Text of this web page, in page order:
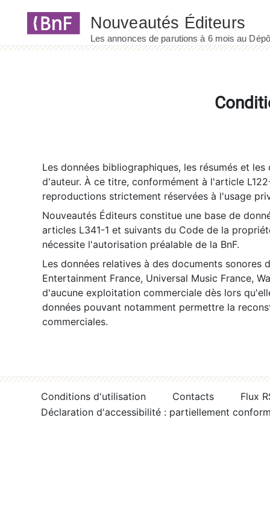
Les données bibliographiques, les résumés et
d'auteur. À ce titre, conformément à l'article
reproductions strictement réservées à l'usage
Nouveautés Éditeurs constitue une base de
articles L341-1 et suivants du Code de la
nécessite l'autorisation préalable de la BnF.
Les données relatives à des documents sonores
Entertainment France, Universal Music France,
d'aucune exploitation commerciale dès lors
données pouvant notamment permettre la
commerciales.
Conditions d'utilisation Contacts
Flux
Déclaration d'accessibilité : partiellement